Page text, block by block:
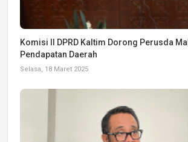
Komisi II DPRD Kaltim Dorong Perusda
Pendapatan Daerah
Selasa, 18 Maret 2025